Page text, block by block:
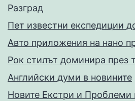
Разград
Пет известни експедиции
Авто приложения на нано
Рок стилът доминира през
Английски думи в новините
Новите Екстри и Проблеми